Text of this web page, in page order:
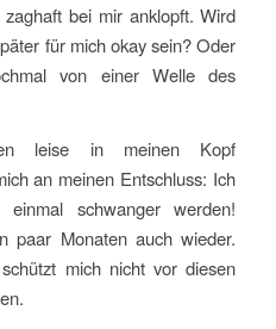
bei mir anklopft. Wird
für mich okay sein? Oder
von einer Welle des
leise in meinen Kopf
an meinen Entschluss: Ich
schwanger werden!
paar Monaten auch wieder.
mich nicht vor diesen